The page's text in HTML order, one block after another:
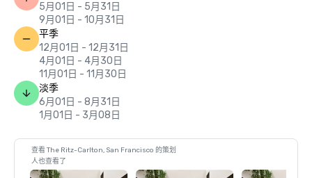
5月01日 - 5月31日
9月01日 - 10月31日
平季
12月01日 - 12月31日
4月01日 - 4月30日
11月01日 - 11月30日
淡季
6月01日 - 8月31日
1月01日 - 3月08日
查看 The Ritz-Carlton, San Francisco 的策划
人也查看了